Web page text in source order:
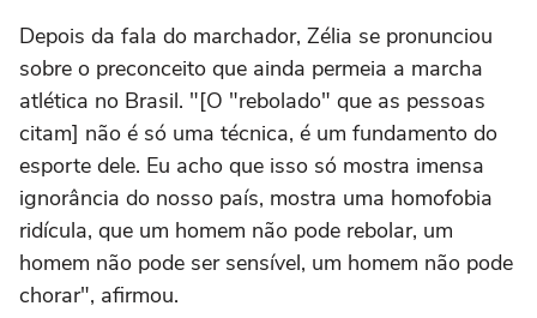
Depois da fala do marchador, Zélia se pronunciou
sobre o preconceito que ainda permeia a marcha
atlética no Brasil. "[O "rebolado" que as pessoas
citam] não é só uma técnica, é um fundamento do
esporte dele. Eu acho que isso só mostra imensa
ignorância do nosso país, mostra uma homofobia
ridícula, que um homem não pode rebolar, um
homem não pode ser sensível, um homem não pode
chorar", afirmou.